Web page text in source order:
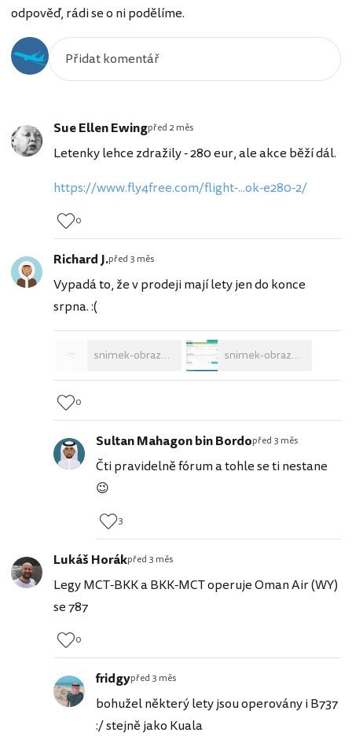
odpověď, rádi se o ni podělíme.
Sue Ellen Ewingpřed 2 měs
Letenky lehce zdražily - 280 eur, ale akce běží dál.
https://www.fly4free.com/flight-...ok-e280-2/
0
Richard J.před 3 měs
Vypadá to, že v prodeji mají lety jen do konce
srpna. :(
snimek-obrazovky-2026-05-20-v-15-28-12.jpg snimek-obrazovky-2026-05-20-v-15-38-50.jpg
0
Sultan Mahagon bin Bordopřed 3 měs
Čti pravidelně fórum a tohle se ti nestane
😉
3
Lukáš Horákpřed 3 měs
Legy MCT-BKK a BKK-MCT operuje Oman Air (WY)
se 787
0
fridgypřed 3 měs
bohužel některý lety jsou operovány i B737
:/ stejně jako Kuala